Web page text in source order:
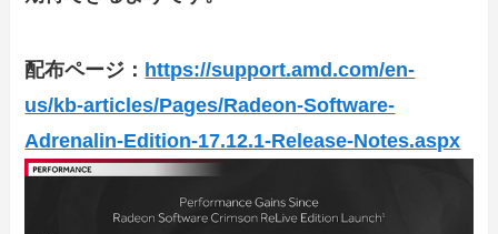
配布ページ： https://support.amd.com/en-
us/kb-articles/Pages/Radeon-Software-
Adrenalin-Edition-17.12.1-Release-Notes.aspx